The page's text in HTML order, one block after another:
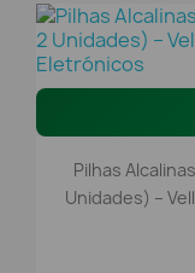
Pilhas
Unidades) –